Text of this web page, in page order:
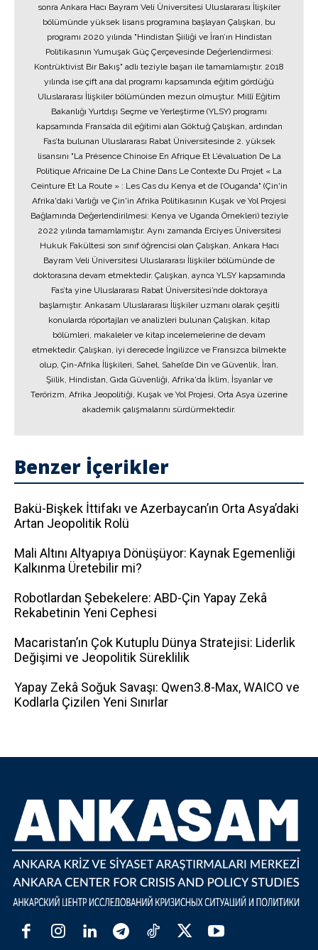
sonra Ankara Hacı Bayram Veli Üniversitesi Uluslararası İlişkiler
bölümünde yüksek lisans programına başlayan Çalışkan, bu
programı 2020 yılında "Hindistan Şiiliği ve İran’ın Hindistan
Politikasının Yumuşak Güç Çerçevesinde Değerlendirmesi:
Kontrüktivist Bir Bakış" adlı teziyle başarı ile tamamlamıştır. 2018
yılında ise çift ana dal programı kapsamında eğitim gördüğü
Uluslararası İlişkiler bölümünden mezun olmuştur. Millî Eğitim
Bakanlığı Yurtdışı Seçme ve Yerleştirme (YLSY) programı
kapsamında Fransa’da dil eğitimi alan Göktuğ Çalışkan, ardından
Fas’ta bulunan Uluslararası Rabat Üniversitesinde 2. yüksek
lisansını "La Présence Chinoise En Afrique Et L’évaluation De La
Politique Africaine De La Chine Dans Le Contexte Du Projet « La
Ceinture Et La Route » : Les Cas du Kenya et de l’Ouganda" (Çin'in
Afrika'daki Varlığı ve Çin'in Afrika Politikasının Kuşak ve Yol Projesi
Bağlamında Değerlendirilmesi: Kenya ve Uganda Örnekleri) teziyle
2022 yılında tamamlamıştır. Aynı zamanda Erciyes Üniversitesi
Hukuk Fakültesi son sınıf öğrencisi olan Çalışkan, Ankara Hacı
Bayram Veli Üniversitesi Uluslararası İlişkiler bölümünde de
doktorasına devam etmektedir. Çalışkan, ayrıca YLSY kapsamında
Fas’ta yine Uluslararası Rabat Üniversitesi’nde doktoraya
başlamıştır. Ankasam Uluslararası İlişkiler uzmanı olarak çeşitli
konularda röportajları ve analizleri bulunan Çalışkan, kitap
bölümleri, makaleler ve kitap incelemelerine de devam
etmektedir. Çalışkan, iyi derecede İngilizce ve Fransızca bilmekte
olup, Çin-Afrika İlişkileri, Sahel, Sahel’de Din ve Güvenlik, İran,
Şiilik, Hindistan, Gıda Güvenliği, Afrika'da İklim, İsyanlar ve
Terörizm, Afrika Jeopolitiği, Kuşak ve Yol Projesi, Orta Asya üzerine
akademik çalışmalarını sürdürmektedir.
Benzer İçerikler
Bakü-Bişkek İttifakı ve Azerbaycan’ın Orta Asya’daki
Artan Jeopolitik Rolü
Mali Altını Altyapıya Dönüşüyor: Kaynak Egemenliği
Kalkınma Üretebilir mi?
Robotlardan Şebekelere: ABD-Çin Yapay Zekâ
Rekabetinin Yeni Cephesi
Macaristan’ın Çok Kutuplu Dünya Stratejisi: Liderlik
Değişimi ve Jeopolitik Süreklilik
Yapay Zekâ Soğuk Savaşı: Qwen3.8-Max, WAICO ve
Kodlarla Çizilen Yeni Sınırlar